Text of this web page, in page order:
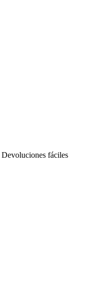
Devoluciones fáciles